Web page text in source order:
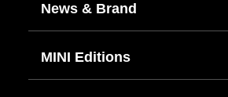
News & Brand
MINI Editions